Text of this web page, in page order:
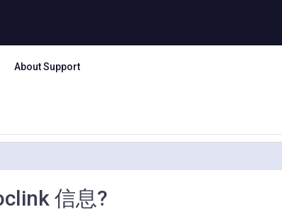
About Support
信息?